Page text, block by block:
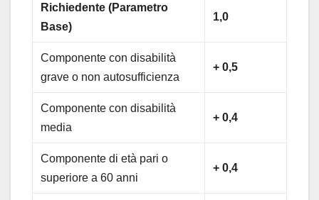
Richiedente (Parametro
Base)
1,0
Componente con disabilità
grave o non autosufficienza
+ 0,5
Componente con disabilità
media
+ 0,4
Componente di età pari o
superiore a 60 anni
+ 0,4